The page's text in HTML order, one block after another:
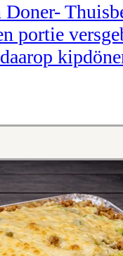
Doner-
portie